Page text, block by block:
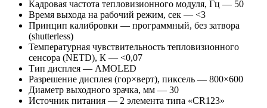
Кадровая частота тепловизионного модуля, Гц — 50
Время выхода на рабочий режим, сек — <3
Принцип калибровки — программный, без затвора
(shutterless)
Температурная чувствительность тепловизионного
сенсора (NETD), К — <0,07
Тип дисплея — AMOLED
Разрешение дисплея (гор×верт), пиксель — 800×600
Диаметр выходного зрачка, мм — 30
Источник питания — 2 элемента типа «CR123»